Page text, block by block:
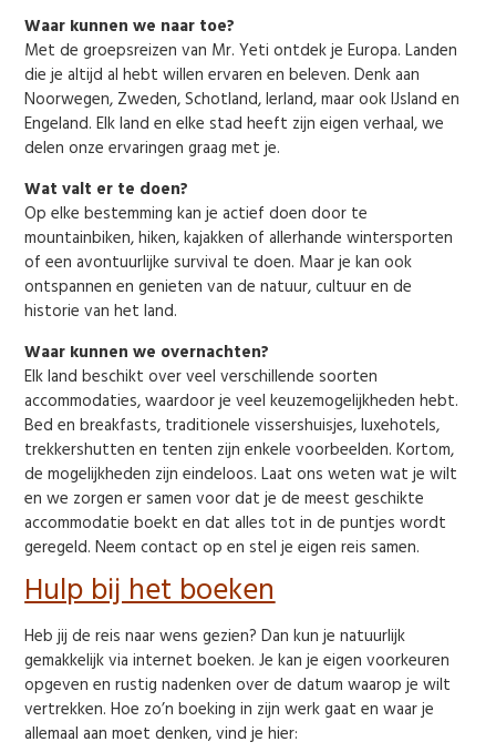
Waar kunnen we naar toe?
Met de groepsreizen van Mr. Yeti ontdek je Europa. Landen
die je altijd al hebt willen ervaren en beleven. Denk aan
Noorwegen, Zweden, Schotland, Ierland, maar ook IJsland en
Engeland. Elk land en elke stad heeft zijn eigen verhaal, we
delen onze ervaringen graag met je.
Wat valt er te doen?
Op elke bestemming kan je actief doen door te
mountainbiken, hiken, kajakken of allerhande wintersporten
of een avontuurlijke survival te doen. Maar je kan ook
ontspannen en genieten van de natuur, cultuur en de
historie van het land.
Waar kunnen we overnachten?
Elk land beschikt over veel verschillende soorten
accommodaties, waardoor je veel keuzemogelijkheden hebt.
Bed en breakfasts, traditionele vissershuisjes, luxehotels,
trekkershutten en tenten zijn enkele voorbeelden. Kortom,
de mogelijkheden zijn eindeloos. Laat ons weten wat je wilt
en we zorgen er samen voor dat je de meest geschikte
accommodatie boekt en dat alles tot in de puntjes wordt
geregeld. Neem contact op en stel je eigen reis samen.
Hulp bij het boeken
Heb jij de reis naar wens gezien? Dan kun je natuurlijk
gemakkelijk via internet boeken. Je kan je eigen voorkeuren
opgeven en rustig nadenken over de datum waarop je wilt
vertrekken. Hoe zo’n boeking in zijn werk gaat en waar je
allemaal aan moet denken, vind je hier: